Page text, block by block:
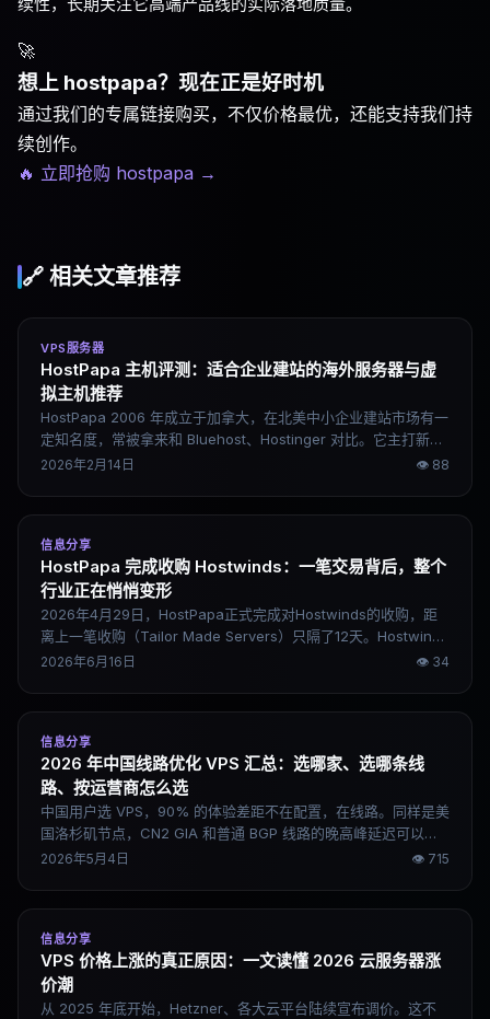
🚀
想上 hostpapa？现在正是好时机
通过我们的专属链接购买，不仅价格最优，还能支持我们持
续创作。
🔥 立即抢购 hostpapa →
🔗 相关文章推荐
VPS服务器
HostPapa 主机评测：适合企业建站的海外服务器与虚
拟主机推荐
HostPapa 2006 年成立于加拿大，在北美中小企业建站市场有一
定知名度，常被拿来和 Bluehost、Hostinger 对比。它主打新手
友好、一对一上手指导、cPanel 后台，入门价格有促销。但"够
2026年2月14日 👁 88
信息分享
HostPapa 完成收购 Hostwinds：一笔交易背后，整个
行业正在悄悄变形
2026年4月29日，HostPapa正式完成对Hostwinds的收购，距
离上一笔收购（Tailor Made Servers）只隔了12天。Hostwinds
是一家2010年创立于西雅图的独立主机服务商，自有机房覆盖西
加速整合的一个清晰信号。当你用的服务商背后换了东家，你需
要知道接下来会发生什么，以及这个行业正在走向哪里。
2026年6月16日 👁 34
信息分享
2026 年中国线路优化 VPS 汇总：选哪家、选哪条线
路、按运营商怎么选
中国用户选 VPS，90% 的体验差距不在配置，在线路。同样是美
国洛杉矶节点，CN2 GIA 和普通 BGP 线路的晚高峰延迟可以差
出 100ms 以上，丢包率差距更大。这篇文章把 2026 年主流中国
2026年5月4日 👁 715
信息分享
VPS 价格上涨的真正原因：一文读懂 2026 云服务器涨
价潮
从 2025 年底开始，Hetzner、各大云平台陆续宣布调价。这不